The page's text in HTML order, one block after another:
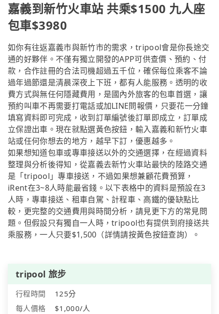
嘉義到新竹火車站 共乘$1500 九人座
包車$3980
如你有往返嘉義市與新竹市的需求，tripool會是你長途交
通的好夥伴。不僅有獨立開發的APP可供查價、預約、付
款，合作註冊的合法司機超過五千位，確保每位乘客不論
過年過節還是清晨深夜上下班，都有人能服務。透明的收
費方式與無任何隱藏費用，是國內外旅客的包車首選，讓
預約叫車不再需要打電話或加LINE問報價，只要花一分鐘
填寫資料即可完成，收到訂單編號後訂單即成立，訂單成
立保證出車。現在就點選黃色按鈕，輸入嘉義和新竹火車
站或任何你想去的地方，越早下訂，優惠越多。
如果想知道包車或專車接送以外的交通選擇，在經過資料
整理與分析後得知，從嘉義去新竹火車站最快的陸路交通
是「tripool」專車接送，不過如果想兼顧花費預算，
iRent在3~8人時能最省錢。以下表格中的資料是預設在3
人時，專車接送、租車自駕、計程車、高鐵的優缺點比
較，更完整的交通費用與時間分析，請見更下方的常見問
題。但假設只有獨自一人時，tripool也有提供到府接送共
乘服務，一人只要$1,500（詳情請按黃色按鈕查詢）。
tripool 旅步
行程時間
125分
每人價格
$1,000/人